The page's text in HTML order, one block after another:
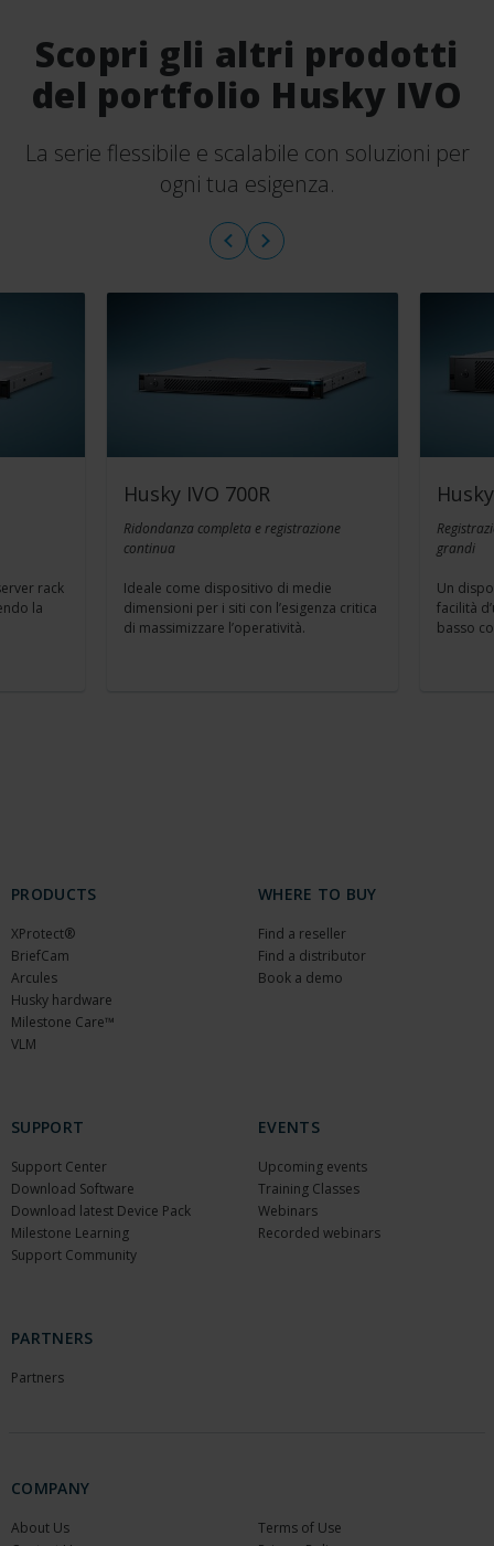
Scopri gli altri prodotti
del portfolio Husky IVO
La serie flessibile e scalabile con soluzioni per
ogni tua esigenza.
rack
la
Husky IVO 700R
Ridondanza completa e registrazione
continua
Ideale come dispositivo di medie
dimensioni per i siti con l’esigenza critica
di massimizzare l’operatività.
grandi
Un
facilità
basso
PRODUCTS
XProtect®
BriefCam
Arcules
Husky hardware
Milestone Care™
VLM
WHERE TO BUY
Find a reseller
Find a distributor
Book a demo
SUPPORT
Support Center
Download Software
Download latest Device Pack
Milestone Learning
Support Community
EVENTS
Upcoming events
Training Classes
Webinars
Recorded webinars
PARTNERS
Partners
COMPANY
About Us
Terms of Use